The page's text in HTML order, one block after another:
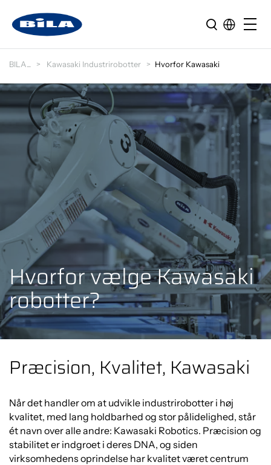
BILA Kawasaki Industrirobotter Hvorfor Kawasaki
Hvorfor vælge Kawasaki
robotter?
Præcision, Kvalitet, Kawasaki
Når det handler om at udvikle industrirobotter i høj
kvalitet, med lang holdbarhed og stor pålidelighed, står
ét navn over alle andre: Kawasaki Robotics. Præcision og
stabilitet er indgroet i deres DNA, og siden
virksomhedens oprindelse har kvalitet været centrum